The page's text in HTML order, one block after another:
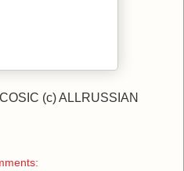
(c) ALLRUSSIAN